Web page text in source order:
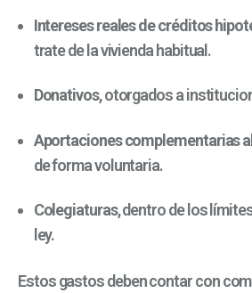
Intereses reales de créditos
trate de la vivienda habitual.
Donativos, otorgados a
Aportaciones complementarias
de forma voluntaria.
Colegiaturas, dentro de los
ley.
Estos gastos deben contar con